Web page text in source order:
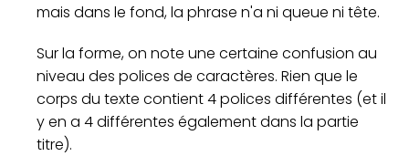
mais dans le fond, la phrase n'a ni queue ni tête.
Sur la forme, on note une certaine confusion au
niveau des polices de caractères. Rien que le
corps du texte contient 4 polices différentes (et il
y en a 4 différentes également dans la partie
titre).